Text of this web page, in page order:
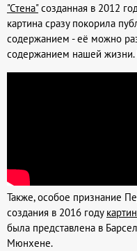
"Стена"созданная в 2012
картина сразу покорила
содержанием - её можно
содержанием нашей жизни.
Также, особое признание
создания в 2016 году
была представлена в
Мюнхене.